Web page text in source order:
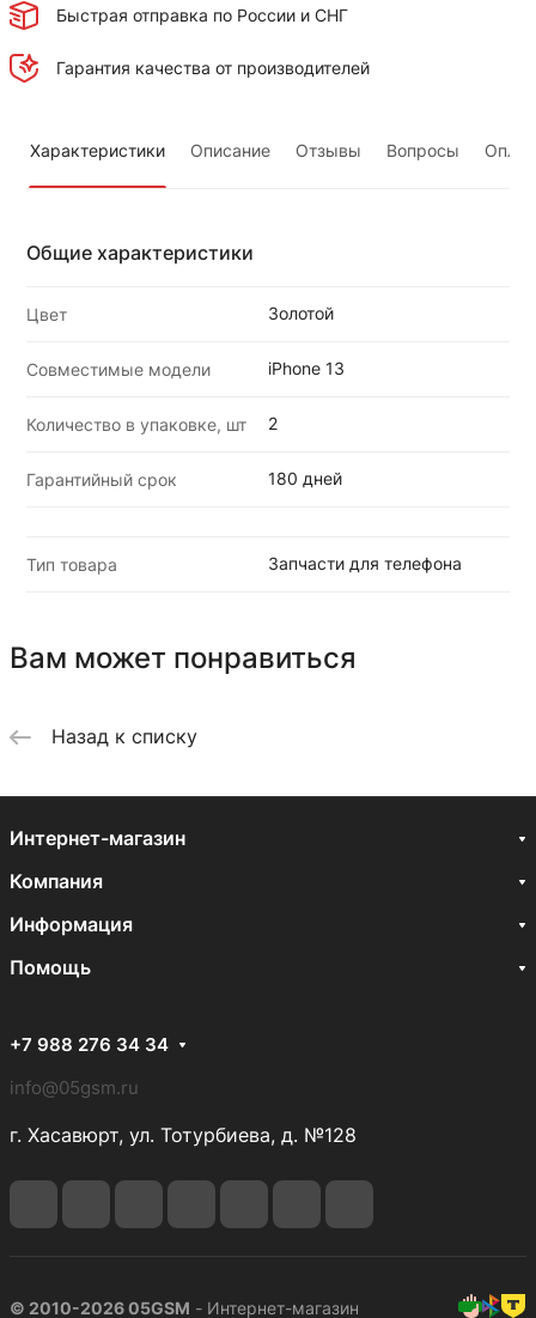
Быстрая отправка по России и СНГ
Гарантия качества от производителей
Характеристики Описание Отзывы Вопросы
Общие характеристики
Цвет Золотой
Совместимые модели iPhone 13
Количество в упаковке, шт 2
Гарантийный срок 180 дней
Тип товара Запчасти для телефона
Вам может понравиться
Назад к списку
Интернет-магазин
Компания
Информация
Помощь
+7 988 276 34 34
info@05gsm.ru
г. Хасавюрт, ул. Тотурбиева, д. №128
© 2010-2026 05GSM - Интернет-магазин